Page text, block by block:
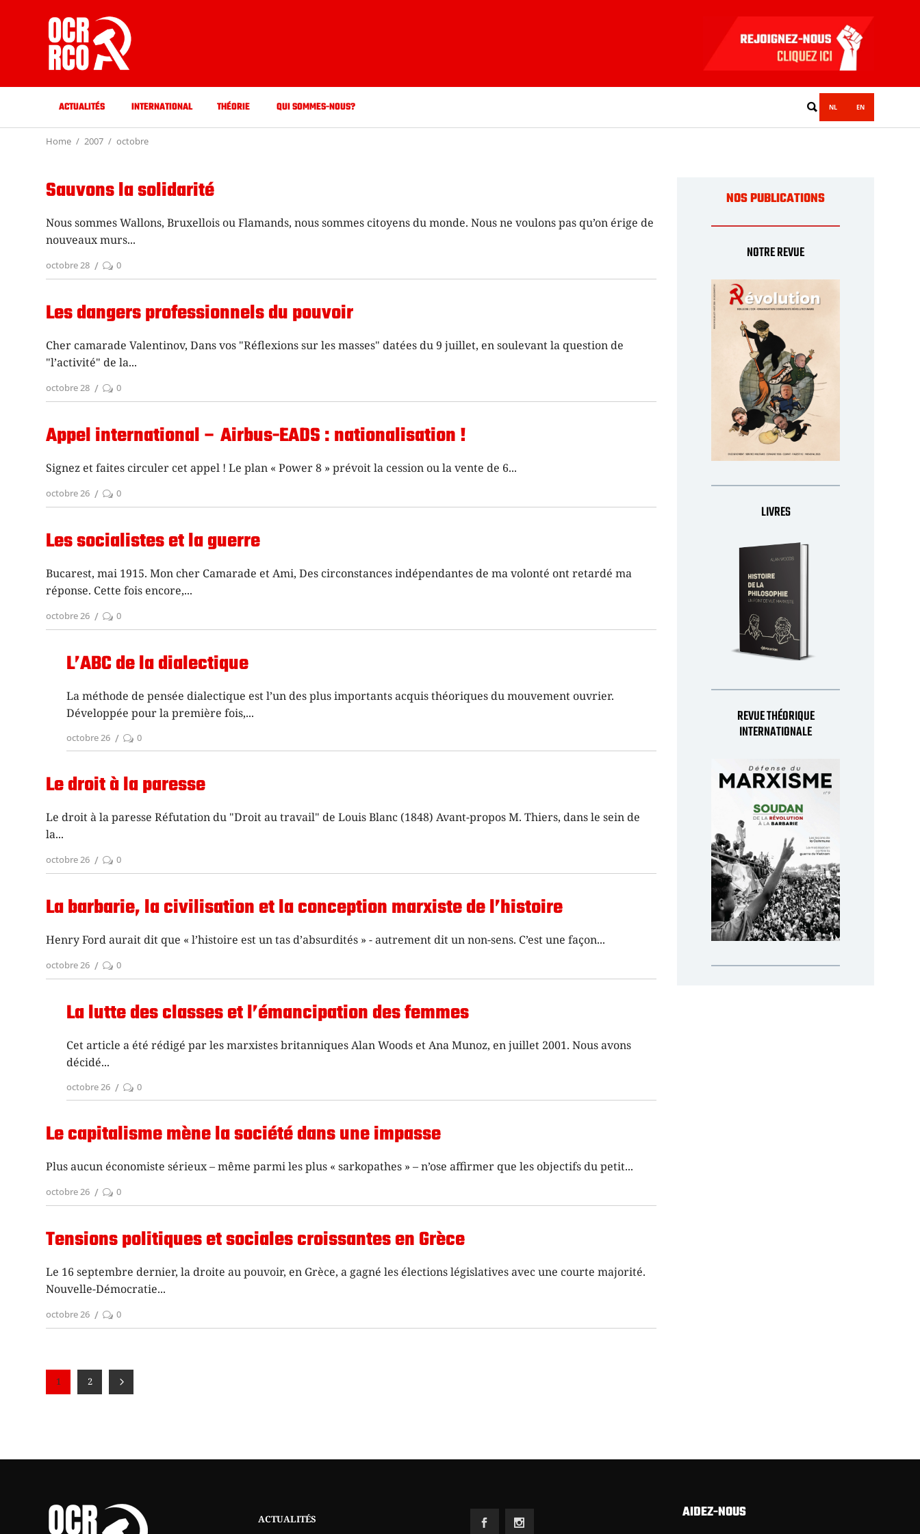
ACTUALITÉS INTERNATIONAL THÉORIE QUI SOMMES-NOUS? NL EN
Home 2007 octobre
Sauvons la solidarité
Nous sommes Wallons, Bruxellois ou Flamands, nous sommes citoyens du monde. Nous ne voulons pas qu’on érige de
nouveaux murs
octobre 28 0
Les dangers professionnels du pouvoir
Cher camarade Valentinov, Dans vos "Réflexions sur les masses" datées du 9 juillet, en soulevant la question de
"l’activité" de la
octobre 28 0
Appel international – Airbus-EADS : nationalisation !
Signez et faites circuler cet appel ! Le plan « Power 8 » prévoit la cession ou la vente de 6
octobre 26 0
Les socialistes et la guerre
Bucarest, mai 1915. Mon cher Camarade et Ami, Des circonstances indépendantes de ma volonté ont retardé ma
réponse. Cette fois encore,
octobre 26 0
L’ABC de la dialectique
La méthode de pensée dialectique est l’un des plus importants acquis théoriques du mouvement ouvrier.
Développée pour la première fois,
octobre 26 0
Le droit à la paresse
Le droit à la paresse Réfutation du "Droit au travail" de Louis Blanc (1848) Avant-propos M. Thiers, dans le sein de
la
octobre 26 0
La barbarie, la civilisation et la conception marxiste de l’histoire
Henry Ford aurait dit que « l’histoire est un tas d’absurdités » - autrement dit un non-sens. C’est une façon
octobre 26 0
La lutte des classes et l’émancipation des femmes
Cet article a été rédigé par les marxistes britanniques Alan Woods et Ana Munoz, en juillet 2001. Nous avons
décidé
octobre 26 0
Le capitalisme mène la société dans une impasse
Plus aucun économiste sérieux – même parmi les plus « sarkopathes » – n’ose affirmer que les objectifs du petit
octobre 26 0
Tensions politiques et sociales croissantes en Grèce
Le 16 septembre dernier, la droite au pouvoir, en Grèce, a gagné les élections législatives avec une courte majorité.
Nouvelle-Démocratie
octobre 26 0
1 2
NOS PUBLICATIONS
NOTRE REVUE
LIVRES
REVUE THÉORIQUE
INTERNATIONALE
ACTUALITÉS AIDEZ-NOUS